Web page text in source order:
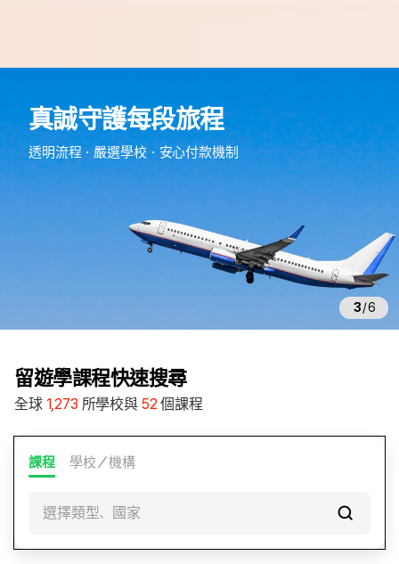
真誠守護每段旅程
透明流程・嚴選學校・安心付款機制
3/6
留遊學課程快速搜尋
全球 1,273 所學校與 52 個課程
課程 學校／機構
選擇類型、國家